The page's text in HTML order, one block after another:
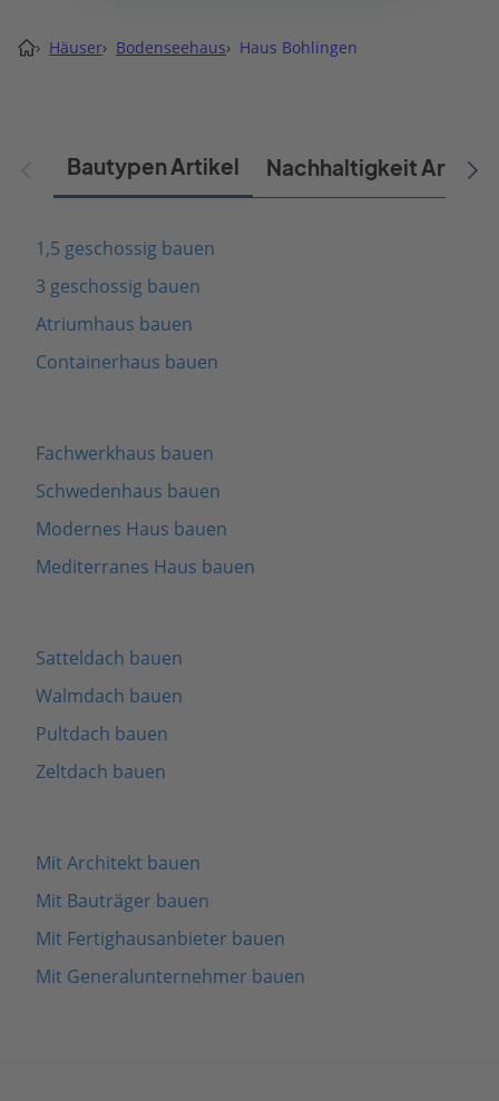
› Häuser› Bodenseehaus› Haus Bohlingen
Bautypen Artikel Nachhaltigkeit Artikel
1,5 geschossig bauen
3 geschossig bauen
Atriumhaus bauen
Containerhaus bauen
Fachwerkhaus bauen
Schwedenhaus bauen
Modernes Haus bauen
Mediterranes Haus bauen
Satteldach bauen
Walmdach bauen
Pultdach bauen
Zeltdach bauen
Mit Architekt bauen
Mit Bauträger bauen
Mit Fertighausanbieter bauen
Mit Generalunternehmer bauen